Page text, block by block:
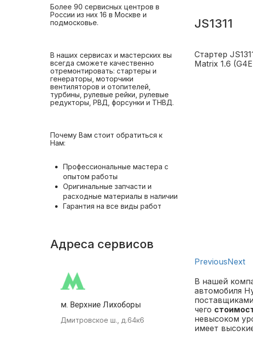
Более 90 сервисных центров в
России из них 16 в Москве и
подмосковье.
В наших сервисах и мастерских вы
всегда сможете качественно
отремонтировать: стартеры и
генераторы, моторчики
вентиляторов и отопителей,
турбины, рулевые рейки, рулевые
редукторы, РВД, форсунки и ТНВД.
Почему Вам стоит обратиться к
Нам:
Профессиональные мастера с
опытом работы
Оригинальные запчасти и
расходные материалы в наличии
Гарантия на все виды работ
Адреса сервисов
м. Верхние Лихоборы
Дмитровское ш., д.64к6
JS1311
Стартер
Matrix 1.6
PreviousNext
В нашей
автомобиля
чего
невысоком
имеет